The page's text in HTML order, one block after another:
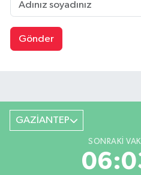
Gönder
GAZİANTEP
SONRAKI